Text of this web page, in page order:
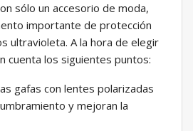
sólo un accesorio de moda,
importante de protección
ultravioleta. A la hora de elegir
cuenta los siguientes puntos:
gafas con lentes polarizadas
y mejoran la